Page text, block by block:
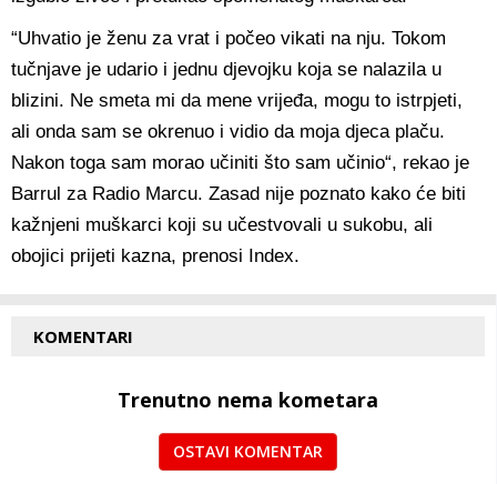
“Uhvatio je ženu za vrat i počeo vikati na nju. Tokom
tučnjave je udario i jednu djevojku koja se nalazila u
blizini. Ne smeta mi da mene vrijeđa, mogu to istrpjeti,
ali onda sam se okrenuo i vidio da moja djeca plaču.
Nakon toga sam morao učiniti što sam učinio“, rekao je
Barrul za Radio Marcu. Zasad nije poznato kako će biti
kažnjeni muškarci koji su učestvovali u sukobu, ali
obojici prijeti kazna, prenosi Index.
KOMENTARI
Trenutno nema kometara
OSTAVI KOMENTAR